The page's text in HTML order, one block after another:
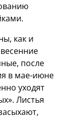
как и
после
в мае-июне
уходят
Листья